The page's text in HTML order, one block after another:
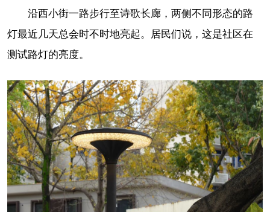
沿西小街一路步行至诗歌长廊，两侧不同形态的路
灯最近几天总会时不时地亮起。居民们说，这是社区在
测试路灯的亮度。